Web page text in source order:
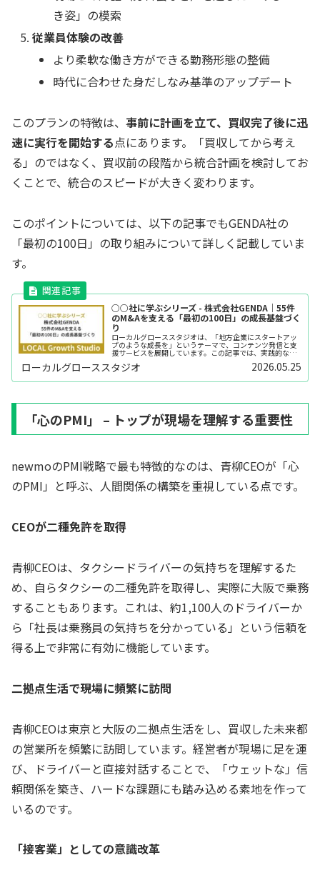
き姿」の模索
従業員体験の改善
より柔軟な働き方ができる勤務形態の整備
時代に合わせた身だしなみ基準のアップデート
このプランの特徴は、 事前に計画を立て、買収完了後に迅
速に実行を開始する点にあります。「買収してから考え
る」のではなく、買収前の段階から統合計画を検討してお
くことで、統合のスピードが大きく変わります。
このポイントについては、以下の記事でもGENDA社の
「最初の100日」の取り組みについて詳しく記載していま
す。
○○社に学ぶシリーズ - 株式会社GENDA｜55件
のM&Aを支える「最初の100日」の成長基盤づく
り
ローカルグローススタジオは、「地方企業にスタートアッ
プのような成長を」というテーマで、コンテンツ発信と支
援サービスを展開しています。この記事では、実践的なビ
ジネスノウハウを、できるだけわかりやすくお伝えしてい
きます。このシリーズについて「○...
ローカルグローススタジオ 2026.05.25
「心のPMI」 – トップが現場を理解する重要性
newmoのPMI戦略で最も特徴的なのは、青柳CEOが「心
のPMI」と呼ぶ、人間関係の構築を重視している点です。
CEOが二種免許を取得
青柳CEOは、タクシードライバーの気持ちを理解するた
め、自らタクシーの二種免許を取得し、実際に大阪で乗務
することもあります。これは、約1,100人のドライバーか
ら「社長は乗務員の気持ちを分かっている」という信頼を
得る上で非常に有効に機能しています。
二拠点生活で現場に頻繁に訪問
青柳CEOは東京と大阪の二拠点生活をし、買収した未来都
の営業所を頻繁に訪問しています。経営者が現場に足を運
び、ドライバーと直接対話することで、「ウェットな」信
頼関係を築き、ハードな課題にも踏み込める素地を作って
いるのです。
「接客業」としての意識改革